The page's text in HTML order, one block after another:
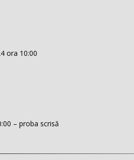
ora 10:00
– proba scrisă